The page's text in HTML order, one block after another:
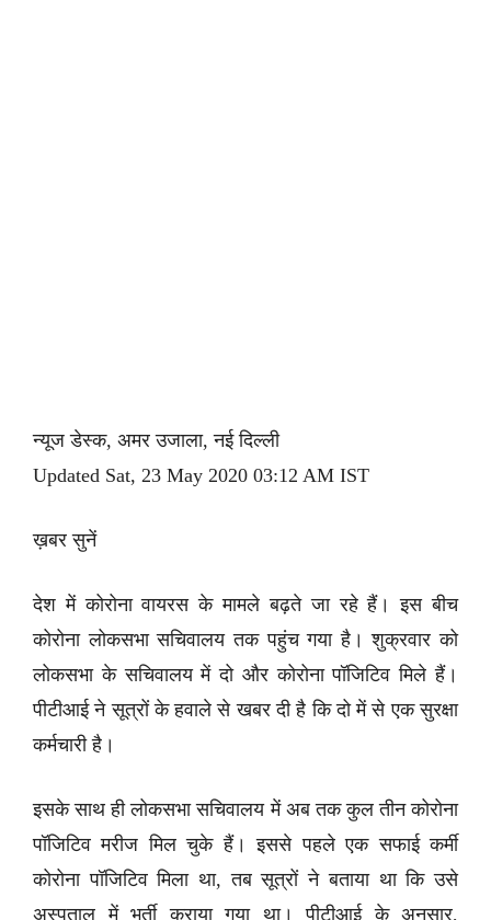
न्यूज डेस्क, अमर उजाला, नई दिल्ली
Updated Sat, 23 May 2020 03:12 AM IST
ख़बर सुनें
देश में कोरोना वायरस के मामले बढ़ते जा रहे हैं। इस बीच
कोरोना लोकसभा सचिवालय तक पहुंच गया है। शुक्रवार को
लोकसभा के सचिवालय में दो और कोरोना पॉजिटिव मिले हैं।
पीटीआई ने सूत्रों के हवाले से खबर दी है कि दो में से एक सुरक्षा
कर्मचारी है।
इसके साथ ही लोकसभा सचिवालय में अब तक कुल तीन कोरोना
पॉजिटिव मरीज मिल चुके हैं। इससे पहले एक सफाई कर्मी
कोरोना पॉजिटिव मिला था, तब सूत्रों ने बताया था कि उसे
अस्पताल में भर्ती कराया गया था। पीटीआई के अनुसार,